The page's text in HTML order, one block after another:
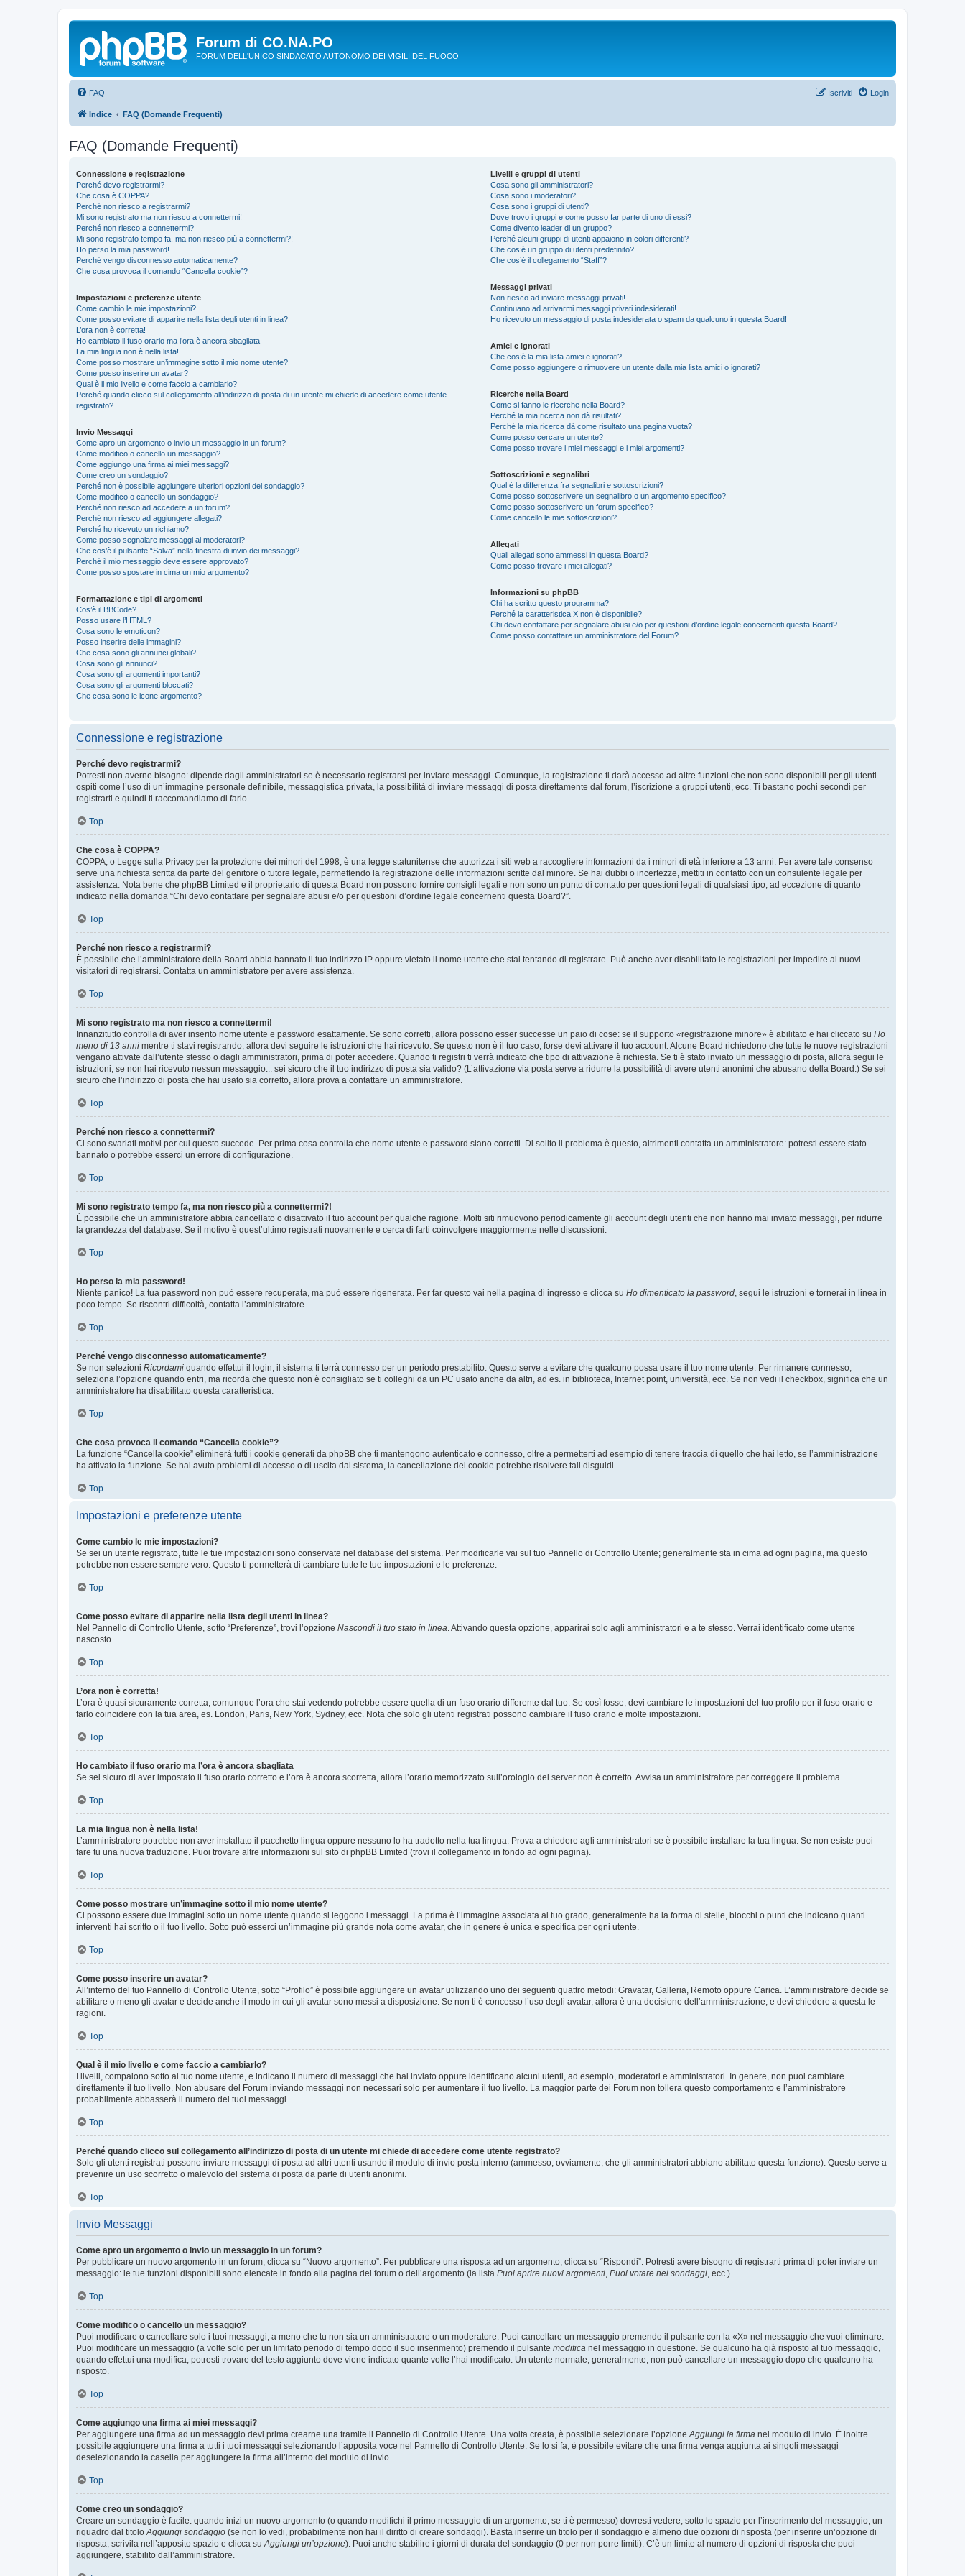
Forum di CO.NA.PO
FORUM DELL'UNICO SINDACATO AUTONOMO DEI VIGILI DEL FUOCO
FAQ Login
Iscriviti
Indice FAQ (Domande Frequenti)
FAQ (Domande Frequenti)
Connessione e registrazione
Perché devo registrarmi?
Che cosa è COPPA?
Perché non riesco a registrarmi?
Mi sono registrato ma non riesco a connettermi!
Perché non riesco a connettermi?
Mi sono registrato tempo fa, ma non riesco più a connettermi?!
Ho perso la mia password!
Perché vengo disconnesso automaticamente?
Che cosa provoca il comando “Cancella cookie”?
Impostazioni e preferenze utente
Come cambio le mie impostazioni?
Come posso evitare di apparire nella lista degli utenti in linea?
L’ora non è corretta!
Ho cambiato il fuso orario ma l’ora è ancora sbagliata
La mia lingua non è nella lista!
Come posso mostrare un’immagine sotto il mio nome utente?
Come posso inserire un avatar?
Qual è il mio livello e come faccio a cambiarlo?
Perché quando clicco sul collegamento all’indirizzo di posta di un utente mi chiede di accedere come utente
registrato?
Invio Messaggi
Come apro un argomento o invio un messaggio in un forum?
Come modifico o cancello un messaggio?
Come aggiungo una firma ai miei messaggi?
Come creo un sondaggio?
Perché non è possibile aggiungere ulteriori opzioni del sondaggio?
Come modifico o cancello un sondaggio?
Perché non riesco ad accedere a un forum?
Perché non riesco ad aggiungere allegati?
Perché ho ricevuto un richiamo?
Come posso segnalare messaggi ai moderatori?
Che cos’è il pulsante “Salva” nella finestra di invio dei messaggi?
Perché il mio messaggio deve essere approvato?
Come posso spostare in cima un mio argomento?
Formattazione e tipi di argomenti
Cos’è il BBCode?
Posso usare l’HTML?
Cosa sono le emoticon?
Posso inserire delle immagini?
Che cosa sono gli annunci globali?
Cosa sono gli annunci?
Cosa sono gli argomenti importanti?
Cosa sono gli argomenti bloccati?
Che cosa sono le icone argomento?
Livelli e gruppi di utenti
Cosa sono gli amministratori?
Cosa sono i moderatori?
Cosa sono i gruppi di utenti?
Dove trovo i gruppi e come posso far parte di uno di essi?
Come divento leader di un gruppo?
Perché alcuni gruppi di utenti appaiono in colori differenti?
Che cos’è un gruppo di utenti predefinito?
Che cos’è il collegamento “Staff”?
Messaggi privati
Non riesco ad inviare messaggi privati!
Continuano ad arrivarmi messaggi privati indesiderati!
Ho ricevuto un messaggio di posta indesiderata o spam da qualcuno in questa Board!
Amici e ignorati
Che cos’è la mia lista amici e ignorati?
Come posso aggiungere o rimuovere un utente dalla mia lista amici o ignorati?
Ricerche nella Board
Come si fanno le ricerche nella Board?
Perché la mia ricerca non dà risultati?
Perché la mia ricerca dà come risultato una pagina vuota?
Come posso cercare un utente?
Come posso trovare i miei messaggi e i miei argomenti?
Sottoscrizioni e segnalibri
Qual è la differenza fra segnalibri e sottoscrizioni?
Come posso sottoscrivere un segnalibro o un argomento specifico?
Come posso sottoscrivere un forum specifico?
Come cancello le mie sottoscrizioni?
Allegati
Quali allegati sono ammessi in questa Board?
Come posso trovare i miei allegati?
Informazioni su phpBB
Chi ha scritto questo programma?
Perché la caratteristica X non è disponibile?
Chi devo contattare per segnalare abusi e/o per questioni d’ordine legale concernenti questa Board?
Come posso contattare un amministratore del Forum?
Connessione e registrazione
Perché devo registrarmi?
Potresti non averne bisogno: dipende dagli amministratori se è necessario registrarsi per inviare messaggi. Comunque, la registrazione ti darà accesso ad altre funzioni che non sono disponibili per gli utenti
ospiti come l’uso di un’immagine personale definibile, messaggistica privata, la possibilità di inviare messaggi di posta direttamente dal forum, l’iscrizione a gruppi utenti, ecc. Ti bastano pochi secondi per
registrarti e quindi ti raccomandiamo di farlo.
Top
Che cosa è COPPA?
COPPA, o Legge sulla Privacy per la protezione dei minori del 1998, è una legge statunitense che autorizza i siti web a raccogliere informazioni da i minori di età inferiore a 13 anni. Per avere tale consenso
serve una richiesta scritta da parte del genitore o tutore legale, permettendo la registrazione delle informazioni scritte dal minore. Se hai dubbi o incertezze, mettiti in contatto con un consulente legale per
assistenza. Nota bene che phpBB Limited e il proprietario di questa Board non possono fornire consigli legali e non sono un punto di contatto per questioni legali di qualsiasi tipo, ad eccezione di quanto
indicato nella domanda “Chi devo contattare per segnalare abusi e/o per questioni d’ordine legale concernenti questa Board?”.
Top
Perché non riesco a registrarmi?
È possibile che l’amministratore della Board abbia bannato il tuo indirizzo IP oppure vietato il nome utente che stai tentando di registrare. Può anche aver disabilitato le registrazioni per impedire ai nuovi
visitatori di registrarsi. Contatta un amministratore per avere assistenza.
Top
Mi sono registrato ma non riesco a connettermi!
Innanzitutto controlla di aver inserito nome utente e password esattamente. Se sono corretti, allora possono esser successe un paio di cose: se il supporto «registrazione minore» è abilitato e hai cliccato su Ho
meno di 13 anni mentre ti stavi registrando, allora devi seguire le istruzioni che hai ricevuto. Se questo non è il tuo caso, forse devi attivare il tuo account. Alcune Board richiedono che tutte le nuove registrazioni
vengano attivate dall’utente stesso o dagli amministratori, prima di poter accedere. Quando ti registri ti verrà indicato che tipo di attivazione è richiesta. Se ti è stato inviato un messaggio di posta, allora segui le
istruzioni; se non hai ricevuto nessun messaggio... sei sicuro che il tuo indirizzo di posta sia valido? (L’attivazione via posta serve a ridurre la possibilità di avere utenti anonimi che abusano della Board.) Se sei
sicuro che l’indirizzo di posta che hai usato sia corretto, allora prova a contattare un amministratore.
Top
Perché non riesco a connettermi?
Ci sono svariati motivi per cui questo succede. Per prima cosa controlla che nome utente e password siano corretti. Di solito il problema è questo, altrimenti contatta un amministratore: potresti essere stato
bannato o potrebbe esserci un errore di configurazione.
Top
Mi sono registrato tempo fa, ma non riesco più a connettermi?!
È possibile che un amministratore abbia cancellato o disattivato il tuo account per qualche ragione. Molti siti rimuovono periodicamente gli account degli utenti che non hanno mai inviato messaggi, per ridurre
la grandezza del database. Se il motivo è quest’ultimo registrati nuovamente e cerca di farti coinvolgere maggiormente nelle discussioni.
Top
Ho perso la mia password!
Niente panico! La tua password non può essere recuperata, ma può essere rigenerata. Per far questo vai nella pagina di ingresso e clicca su Ho dimenticato la password , segui le istruzioni e tornerai in linea in
poco tempo. Se riscontri difficoltà, contatta l’amministratore.
Top
Perché vengo disconnesso automaticamente?
Se non selezioni Ricordami quando effettui il login, il sistema ti terrà connesso per un periodo prestabilito. Questo serve a evitare che qualcuno possa usare il tuo nome utente. Per rimanere connesso,
seleziona l’opzione quando entri, ma ricorda che questo non è consigliato se ti colleghi da un PC usato anche da altri, ad es. in biblioteca, Internet point, università, ecc. Se non vedi il checkbox, significa che un
amministratore ha disabilitato questa caratteristica.
Top
Che cosa provoca il comando “Cancella cookie”?
La funzione “Cancella cookie” eliminerà tutti i cookie generati da phpBB che ti mantengono autenticato e connesso, oltre a permetterti ad esempio di tenere traccia di quello che hai letto, se l’amministrazione
ha attivato la funzione. Se hai avuto problemi di accesso o di uscita dal sistema, la cancellazione dei cookie potrebbe risolvere tali disguidi.
Top
Impostazioni e preferenze utente
Come cambio le mie impostazioni?
Se sei un utente registrato, tutte le tue impostazioni sono conservate nel database del sistema. Per modificarle vai sul tuo Pannello di Controllo Utente; generalmente sta in cima ad ogni pagina, ma questo
potrebbe non essere sempre vero. Questo ti permetterà di cambiare tutte le tue impostazioni e le preferenze.
Top
Come posso evitare di apparire nella lista degli utenti in linea?
Nel Pannello di Controllo Utente, sotto “Preferenze”, trovi l’opzione Nascondi il tuo stato in linea . Attivando questa opzione, apparirai solo agli amministratori e a te stesso. Verrai identificato come utente
nascosto.
Top
L’ora non è corretta!
L’ora è quasi sicuramente corretta, comunque l’ora che stai vedendo potrebbe essere quella di un fuso orario differente dal tuo. Se così fosse, devi cambiare le impostazioni del tuo profilo per il fuso orario e
farlo coincidere con la tua area, es. London, Paris, New York, Sydney, ecc. Nota che solo gli utenti registrati possono cambiare il fuso orario e molte impostazioni.
Top
Ho cambiato il fuso orario ma l’ora è ancora sbagliata
Se sei sicuro di aver impostato il fuso orario corretto e l’ora è ancora scorretta, allora l’orario memorizzato sull’orologio del server non è corretto. Avvisa un amministratore per correggere il problema.
Top
La mia lingua non è nella lista!
L’amministratore potrebbe non aver installato il pacchetto lingua oppure nessuno lo ha tradotto nella tua lingua. Prova a chiedere agli amministratori se è possibile installare la tua lingua. Se non esiste puoi
fare tu una nuova traduzione. Puoi trovare altre informazioni sul sito di phpBB Limited (trovi il collegamento in fondo ad ogni pagina).
Top
Come posso mostrare un’immagine sotto il mio nome utente?
Ci possono essere due immagini sotto un nome utente quando si leggono i messaggi. La prima è l’immagine associata al tuo grado, generalmente ha la forma di stelle, blocchi o punti che indicano quanti
interventi hai scritto o il tuo livello. Sotto può esserci un’immagine più grande nota come avatar, che in genere è unica e specifica per ogni utente.
Top
Come posso inserire un avatar?
All’interno del tuo Pannello di Controllo Utente, sotto “Profilo” è possibile aggiungere un avatar utilizzando uno dei seguenti quattro metodi: Gravatar, Galleria, Remoto oppure Carica. L’amministratore decide se
abilitare o meno gli avatar e decide anche il modo in cui gli avatar sono messi a disposizione. Se non ti è concesso l’uso degli avatar, allora è una decisione dell’amministrazione, e devi chiedere a questa le
ragioni.
Top
Qual è il mio livello e come faccio a cambiarlo?
I livelli, compaiono sotto al tuo nome utente, e indicano il numero di messaggi che hai inviato oppure identificano alcuni utenti, ad esempio, moderatori e amministratori. In genere, non puoi cambiare
direttamente il tuo livello. Non abusare del Forum inviando messaggi non necessari solo per aumentare il tuo livello. La maggior parte dei Forum non tollera questo comportamento e l’amministratore
probabilmente abbasserà il numero dei tuoi messaggi.
Top
Perché quando clicco sul collegamento all’indirizzo di posta di un utente mi chiede di accedere come utente registrato?
Solo gli utenti registrati possono inviare messaggi di posta ad altri utenti usando il modulo di invio posta interno (ammesso, ovviamente, che gli amministratori abbiano abilitato questa funzione). Questo serve a
prevenire un uso scorretto o malevolo del sistema di posta da parte di utenti anonimi.
Top
Invio Messaggi
Come apro un argomento o invio un messaggio in un forum?
Per pubblicare un nuovo argomento in un forum, clicca su “Nuovo argomento”. Per pubblicare una risposta ad un argomento, clicca su “Rispondi”. Potresti avere bisogno di registrarti prima di poter inviare un
messaggio: le tue funzioni disponibili sono elencate in fondo alla pagina del forum o dell’argomento (la lista Puoi aprire nuovi argomenti Puoi votare nei sondaggi , ecc.).
Top
Come modifico o cancello un messaggio?
Puoi modificare o cancellare solo i tuoi messaggi, a meno che tu non sia un amministratore o un moderatore. Puoi cancellare un messaggio premendo il pulsante con la «X» nel messaggio che vuoi eliminare.
Puoi modificare un messaggio (a volte solo per un limitato periodo di tempo dopo il suo inserimento) premendo il pulsante modifica nel messaggio in questione. Se qualcuno ha già risposto al tuo messaggio,
quando effettui una modifica, potresti trovare del testo aggiunto dove viene indicato quante volte l’hai modificato. Un utente normale, generalmente, non può cancellare un messaggio dopo che qualcuno ha
risposto.
Top
Come aggiungo una firma ai miei messaggi?
Per aggiungere una firma ad un messaggio devi prima crearne una tramite il Pannello di Controllo Utente. Una volta creata, è possibile selezionare l’opzione Aggiungi la firma nel modulo di invio. È inoltre
possibile aggiungere una firma a tutti i tuoi messaggi selezionando l’apposita voce nel Pannello di Controllo Utente. Se lo si fa, è possibile evitare che una firma venga aggiunta ai singoli messaggi
deselezionando la casella per aggiungere la firma all’interno del modulo di invio.
Top
Come creo un sondaggio?
Creare un sondaggio è facile: quando inizi un nuovo argomento (o quando modifichi il primo messaggio di un argomento, se ti è permesso) dovresti vedere, sotto lo spazio per l’inserimento del messaggio, un
riquadro dal titolo Aggiungi sondaggio (se non lo vedi, probabilmente non hai il diritto di creare sondaggi). Basta inserire un titolo per il sondaggio e almeno due opzioni di risposta (per inserire un’opzione di
risposta, scrivila nell’apposito spazio e clicca su Aggiungi un’opzione). Puoi anche stabilire i giorni di durata del sondaggio (0 per non porre limiti). C’è un limite al numero di opzioni di risposta che puoi
aggiungere, stabilito dall’amministratore.